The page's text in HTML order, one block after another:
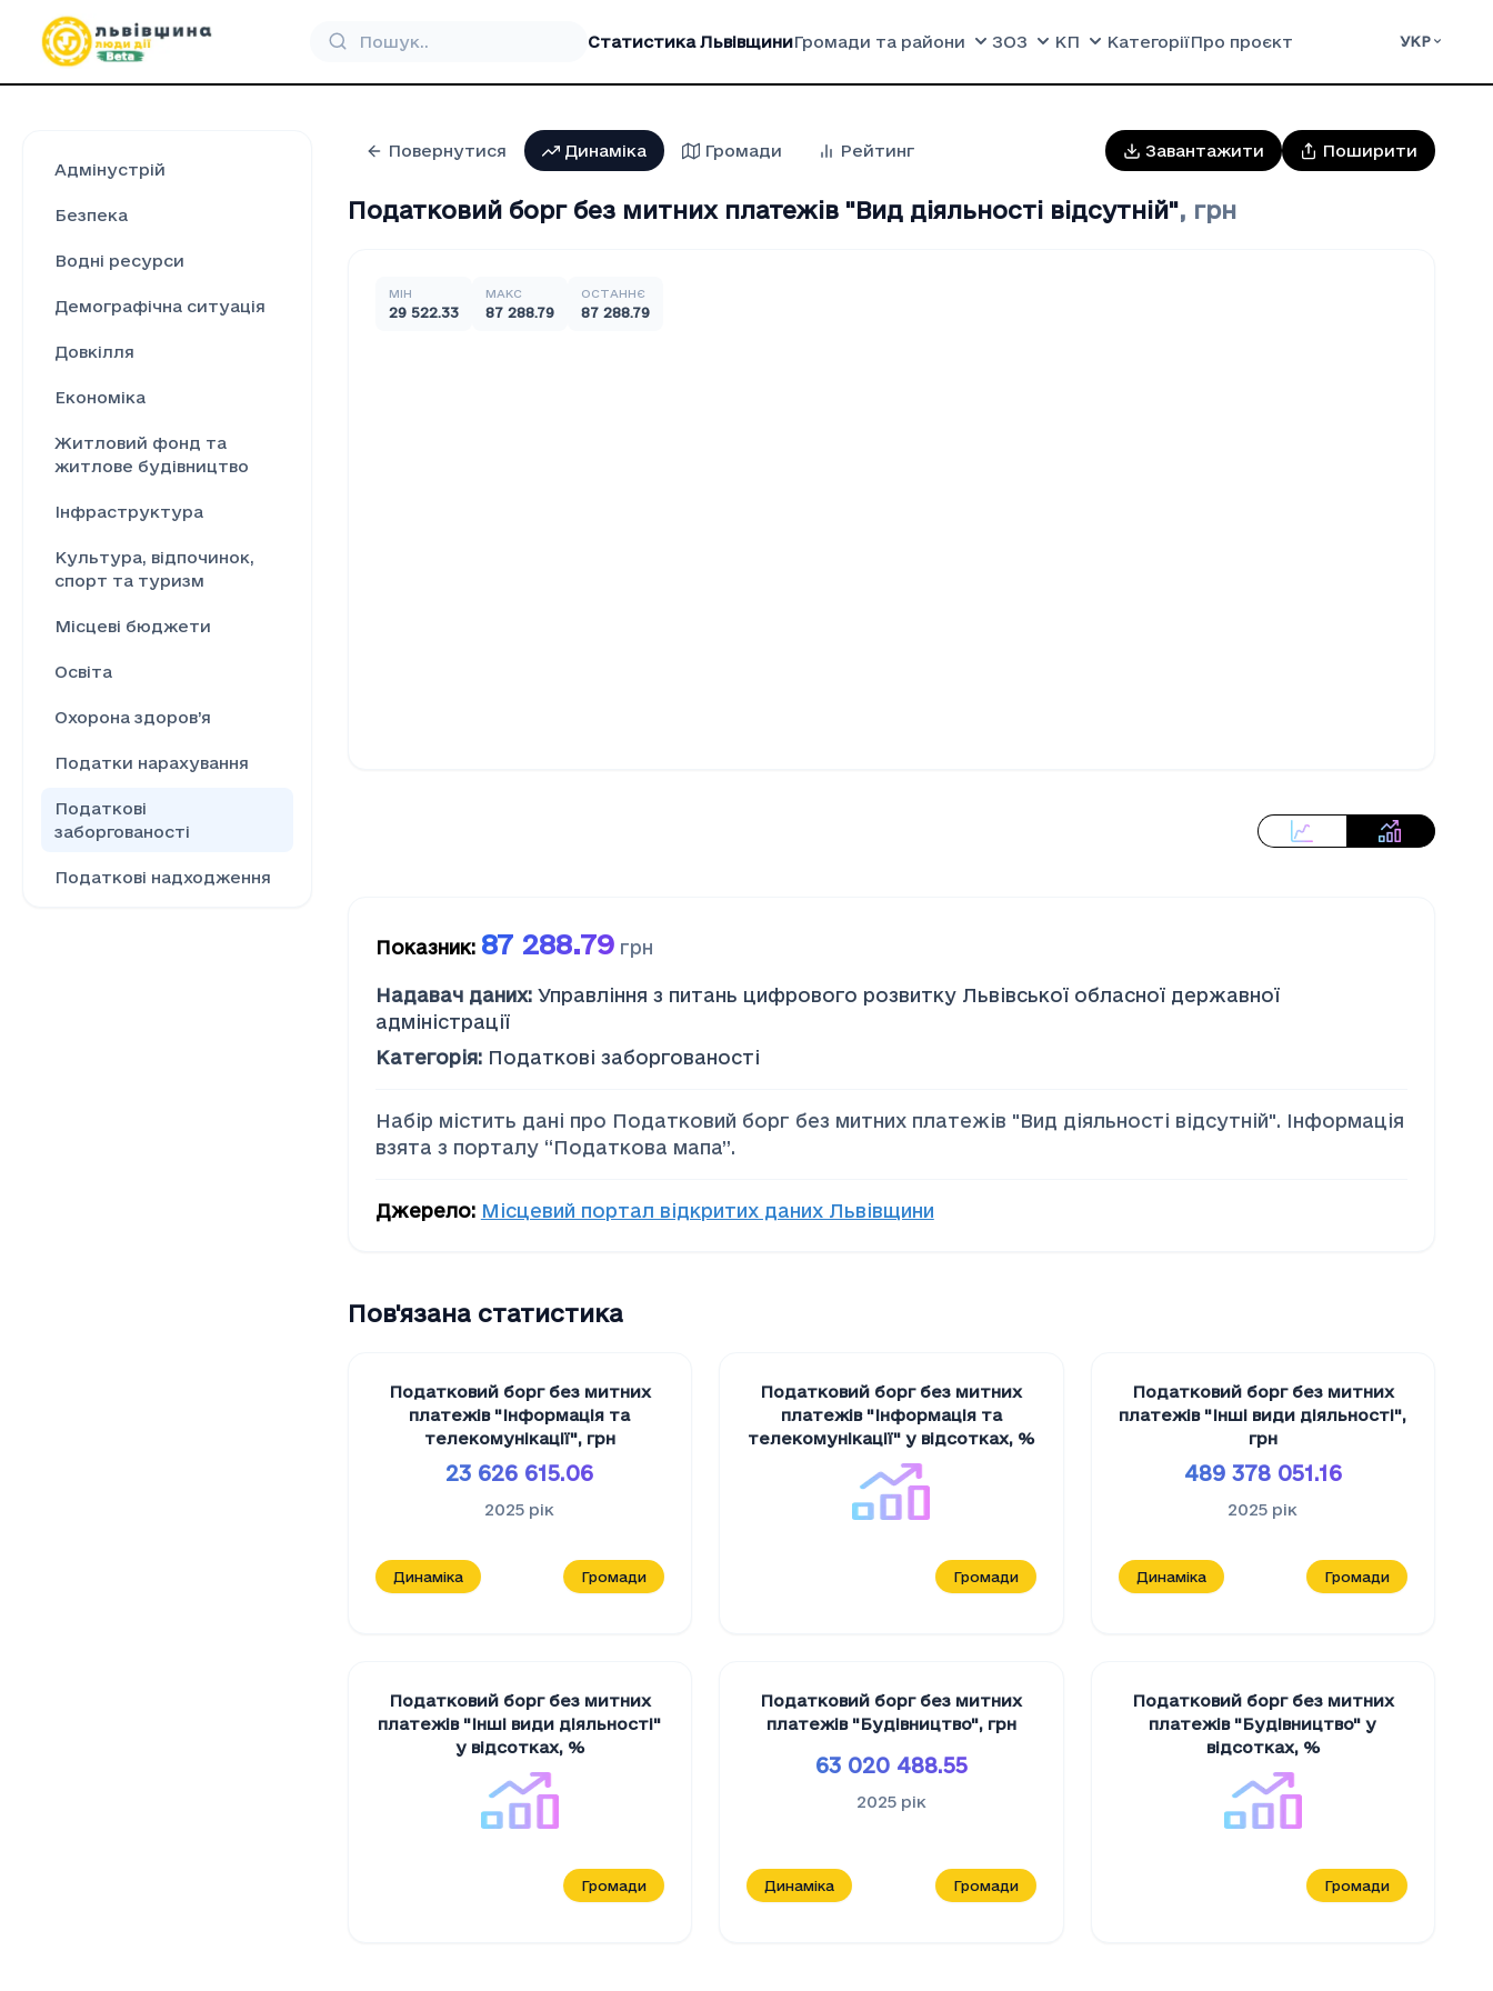
Статистика ЛьвівщиниГромади та райони ЗОЗ КП КатегоріїПро проєкт УКР
Адмінустрій
Безпека
Водні ресурси
Демографічна ситуація
Довкілля
Економіка
Житловий фонд та
житлове будівництво
Інфраструктура
Культура, відпочинок,
спорт та туризм
Місцеві бюджети
Освіта
Охорона здоров’я
Податки нарахування
Податкові
заборгованості
Податкові надходження
Повернутися Динаміка Громади Рейтинг Завантажити Поширити
Податковий борг без митних платежів "Вид діяльності відсутній", грн
МІН
29 522.33
МАКС
87 288.79
ОСТАННЄ
87 288.79
Показник: 87 288.79 грн
Надавач даних: Управління з питань цифрового розвитку Львівської обласної державної
адміністрації
Категорія: Податкові заборгованості
Набір містить дані про Податковий борг без митних платежів "Вид діяльності відсутній". Інформація
взята з порталу “Податкова мапа”.
Джерело: Місцевий портал відкритих даних Львівщини
Пов'язана статистика
Податковий борг без митних
платежів "Iнформацiя та
телекомунiкацiї", грн
23 626 615.06
2025 рік
Динаміка Громади
Податковий борг без митних
платежів "Iнформацiя та
телекомунiкацiї" у відсотках, %
Громади
Податковий борг без митних
платежів "Iншi види дiяльностi",
грн
489 378 051.16
2025 рік
Динаміка Громади
Податковий борг без митних
платежів "Iншi види дiяльностi"
у відсотках, %
Громади
Податковий борг без митних
платежів "Будiвництво", грн
63 020 488.55
2025 рік
Динаміка Громади
Податковий борг без митних
платежів "Будiвництво" у
відсотках, %
Громади